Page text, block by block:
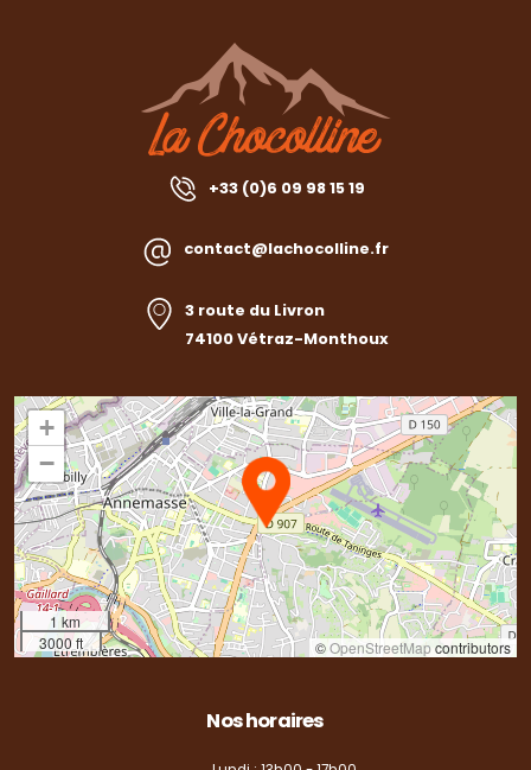
+33 (0)6 09 98 15 19
contact@lachocolline.fr
3 route du Livron
74100 Vétraz-Monthoux
+
−
1 km
3000 ft
©OpenStreetMapcontributors
Nos horaires